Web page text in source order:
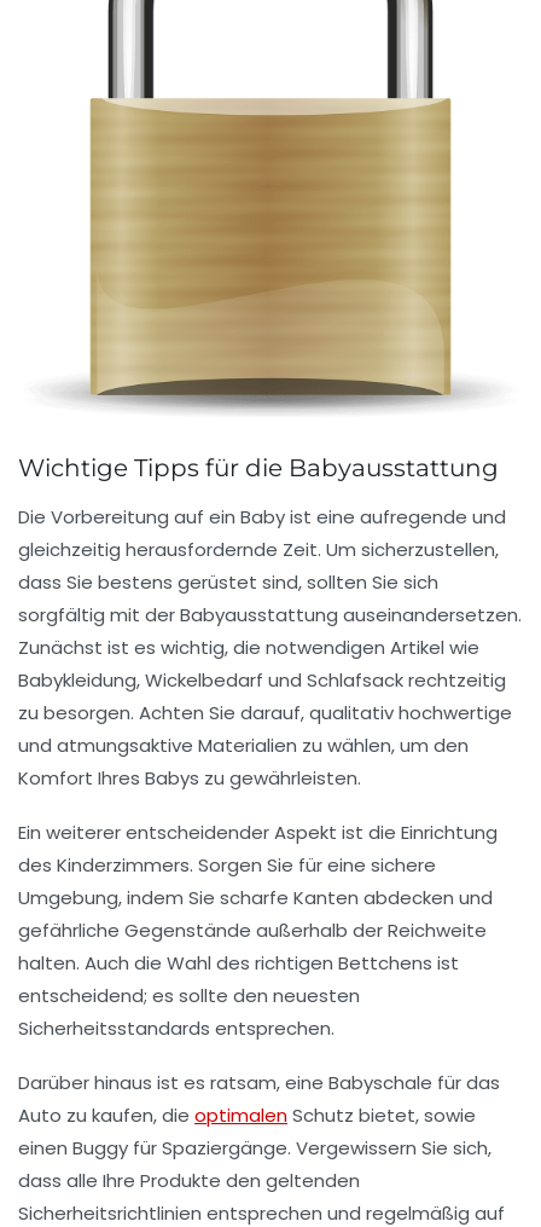
Wichtige Tipps für die Babyausstattung
Die Vorbereitung auf ein Babyist eine aufregende und
gleichzeitig herausfordernde Zeit. Um sicherzustellen,
dass Sie bestens gerüstet sind, sollten Sie sich
sorgfältig mit derBabyausstattung auseinandersetzen.
Zunächst ist es wichtig, die notwendigen Artikel wie
Babykleidung,Wickelbedarf und Schlafsackrechtzeitig
zu besorgen. Achten Sie darauf, qualitativ hochwertige
und atmungsaktive Materialien zu wählen, um den
Komfort Ihres Babys zu gewährleisten.
Ein weiterer entscheidender Aspekt ist die Einrichtung
des Kinderzimmers. Sorgen Sie für eine sichere
Umgebung, indem Sie scharfe Kanten abdecken und
gefährliche Gegenstände außerhalb der Reichweite
halten. Auch die Wahl des richtigen Bettchens ist
entscheidend; es sollte den neuesten
Sicherheitsstandards entsprechen.
Darüber hinaus ist es ratsam, eine Babyschale für das
Auto zu kaufen, die optimalenSchutz bietet, sowie
einen Buggy für Spaziergänge. Vergewissern Sie sich,
dass alle Ihre Produkte den geltenden
Sicherheitsrichtlinien entsprechen und regelmäßig auf